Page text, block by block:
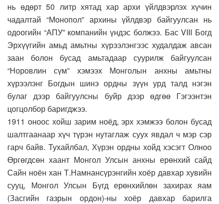
нь өдөрт 50 литр хятад хар архи үйлдвэрлэх хүчин
чадалтай “Монопол” архины үйлдвэр байгуулсан нь
одоогийн “АПУ” компанийн үндэс болжээ. Бас VIII Богд
Эрхүүгийн амьд амьтны хүрээлэнгээс худалдаж авсан
заан болон бусад амьтадаар суурилж байгуулсан
“Норовлин сүм” хэмээх Монголын анхны амьтны
хүрээлэнг Богдын шинэ ордны зүүн урд талд нэгэн
булаг дээр байгуулсны буйр дээр өдгөө Гэгээнтэн
цогцолбор баригджээ.
1911 оноос хойш зарим ноёд, эрх хэмжээ болон бусад
шалтгаанаар хүч түрэн нутаглаж суух явдал ч мэр сэр
гарч байв. Тухайлбал, Хүрэн ордны хойд хэсэгт Олноо
Өргөгдсөн хаант Монгол Улсын анхны ерөнхий сайд
Сайн ноён хан Т.Намнансүрэнгийн хоёр давхар хувийн
сууц, Монгол Улсын Бүгд ерөнхийлөн захирах яам
(Засгийн газрын ордон)-ны хоёр давхар барилга